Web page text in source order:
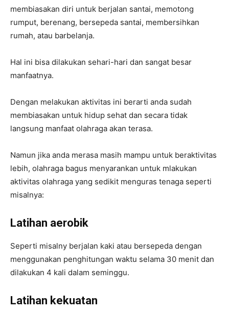
membiasakan diri untuk berjalan santai, memotong
rumput, berenang, bersepeda santai, membersihkan
rumah, atau barbelanja.
Hal ini bisa dilakukan sehari-hari dan sangat besar
manfaatnya.
Dengan melakukan aktivitas ini berarti anda sudah
membiasakan untuk hidup sehat dan secara tidak
langsung manfaat olahraga akan terasa.
Namun jika anda merasa masih mampu untuk beraktivitas
lebih, olahraga bagus menyarankan untuk mlakukan
aktivitas olahraga yang sedikit menguras tenaga seperti
misalnya:
Latihan aerobik
Seperti misalny berjalan kaki atau bersepeda dengan
menggunakan penghitungan waktu selama 30 menit dan
dilakukan 4 kali dalam seminggu.
Latihan kekuatan